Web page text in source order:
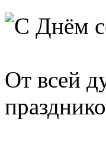
От всей